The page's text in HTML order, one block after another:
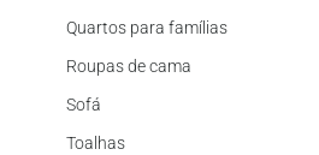
Quartos para famílias
Roupas de cama
Sofá
Toalhas